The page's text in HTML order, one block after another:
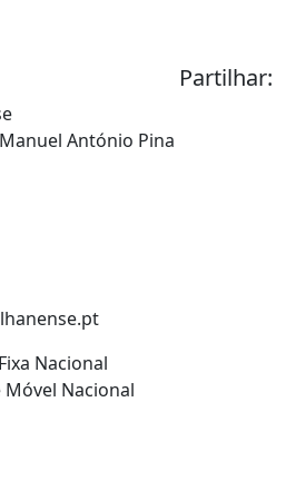
Partilhar:
António Pina
Nacional
Móvel Nacional